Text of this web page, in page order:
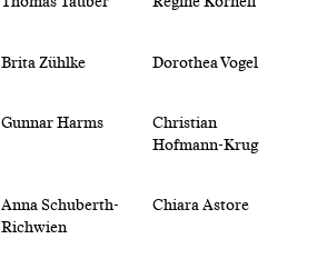
Brita Zühlke Dorothea Vogel
Gunnar Harms
Christian
Hofmann-Krug
Anna Schuberth-
Richwien
Chiara Astore